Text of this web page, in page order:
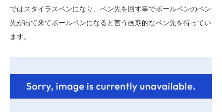
ではスタイラスペンになり、ペン先を回す事でボールペンのペン
先が出て来てボールペンになると言う画期的なペン先を持ってい
ます。